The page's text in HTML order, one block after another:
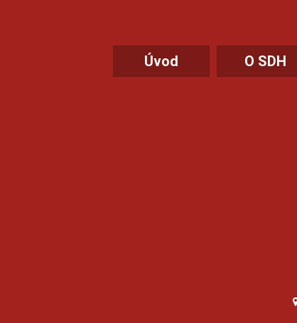
Úvod O SDH